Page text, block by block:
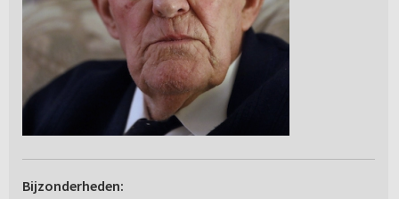
Bijzonderheden: